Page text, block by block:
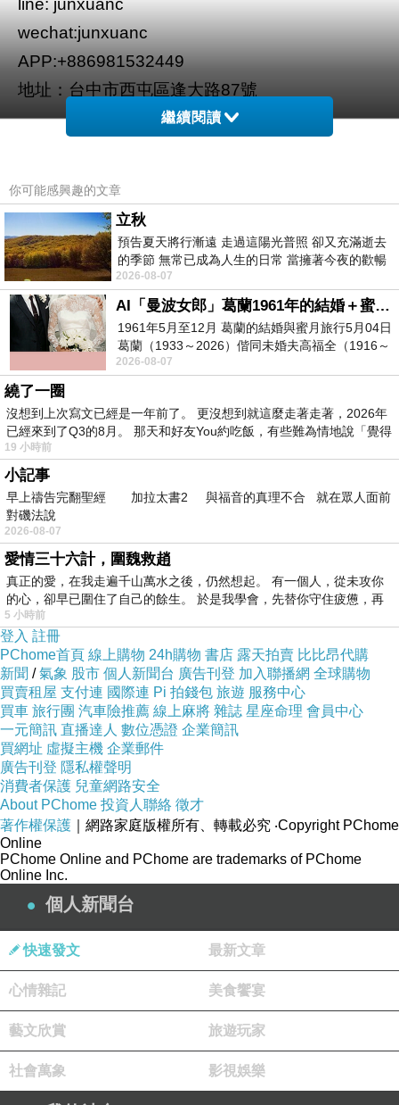
line: junxuanc
wechat:junxuanc
APP:+886981532449
地址：台中市西屯區逢大路87號
愛的國度/圓芝澤民宿位於吉安鄉，離慶修院只有
5分鐘車程相當的近，另外附近知名景點東大門
夜市、海洋公園、鯉魚潭也相當近，車程約15分
鐘時間。旅店內有電梯及無障礙設施，讓行動不
便的旅客可以方便進出。
前院種植很多綠色植物及日式水池造景。
進民宿前需先把鞋子放到鞋櫃內，然後換拖鞋在
進民宿(鞋櫃內的拖鞋每天會收集清洗消毒)。
櫃台旁特別設置的集章區，有收集印章習慣的朋
友，記得帶小本本去蓋喔!
愛的國度/圓芝澤民宿還是一間獲得認證的低碳旅
店。
繼續閱讀
你可能感興趣的文章
立秋
預告夏天將行漸遠 走過這陽光普照 卻又充滿逝去
的季節 無常已成為人生的日常 當擁著今夜的歡暢
舒心 轉眼驟成昨日 而明晨 太陽
2026-08-07
AI「曼波女郎」葛蘭1961年的結婚＋蜜月旅行 #戀上老電影 #葛蘭 #粟子
1961年5月至12月 葛蘭的結婚與蜜月旅行5月04日
葛蘭（1933～2026）偕同未婚夫高福全（1916～
2004）乘郵輪赴倫敦6月15日於英國倫敦St.S
2026-08-07
繞了一圈
沒想到上次寫文已經是一年前了。 更沒想到就這麼走著走著，2026年
已經來到了Q3的8月。 那天和好友You約吃飯，有些難為情地說「覺得
19 小時前
小記事
早上禱告完翻聖經 加拉太書2 與福音的真理不合 就在眾人面前
對磯法說
2026-08-07
愛情三十六計，圍魏救趙
真正的愛，在我走遍千山萬水之後，仍然想起。 有一個人，從未攻你
的心，卻早已圍住了自己的餘生。 於是我學會，先替你守住疲憊，再
5 小時前
登入 註冊
PChome首頁 線上購物 24h購物 書店 露天拍賣 比比昂代購
新聞 /氣象 股市 個人新聞台 廣告刊登 加入聯播網 全球購物
買賣租屋 支付連 國際連 Pi 拍錢包 旅遊 服務中心
買車 旅行團 汽車險推薦 線上麻將 雜誌 星座命理 會員中心
一元簡訊 直播達人 數位憑證 企業簡訊
買網址 虛擬主機 企業郵件
廣告刊登 隱私權聲明
消費者保護 兒童網路安全
About PChome 投資人聯絡 徵才
著作權保護 ｜網路家庭版權所有、轉載必究 ‧Copyright PChome
Online
PChome Online and PChome are trademarks of PChome
Online Inc.
個人新聞台
快速發文 最新文章
心情雜記 美食饗宴
藝文欣賞 旅遊玩家
社會萬象 影視娛樂